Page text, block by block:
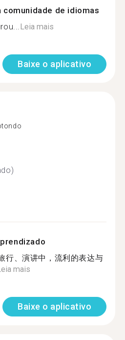
de idiomas
Leia mais
Baixe o aplicativo
行、演讲中，流利的表达与
mais
Baixe o aplicativo